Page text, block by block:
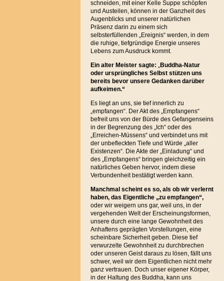
schneiden, mit einer Kelle Suppe schöpfen
und Austeilen, können in der Ganzheit des
Augenblicks und unserer natürlichen
Präsenz darin zu einem sich
selbsterfüllenden „Ereignis“ werden, in dem
die ruhige, tiefgründige Energie unseres
Lebens zum Ausdruck kommt.
Ein alter Meister sagte: „Buddha-Natur
oder ursprüngliches Selbst stützen uns
bereits bevor unsere Gedanken darüber
aufkeimen.“
Es liegt an uns, sie tief innerlich zu
„empfangen“. Der Akt des „Empfangens“
befreit uns von der Bürde des Gefangenseins
in der Begrenzung des „Ich“ oder des
„Erreichen-Müssens“ und verbindet uns mit
der unbefleckten Tiefe und Würde „aller
Existenzen“. Die Akte der „Einladung“ und
des „Empfangens“ bringen gleichzeitig ein
natürliches Geben hervor, indem diese
Verbundenheit bestätigt werden kann.
Manchmal scheint es so, als ob wir verlernt
haben, das Eigentliche „zu empfangen“,
oder wir weigern uns gar, weil uns, in der
vergehenden Welt der Erscheinungsformen,
unsere durch eine lange Gewohnheit des
Anhaftens geprägten Vorstellungen, eine
scheinbare Sicherheit geben. Diese tief
verwurzelte Gewohnheit zu durchbrechen
oder unseren Geist daraus zu lösen, fällt uns
schwer, weil wir dem Eigentlichen nicht mehr
ganz vertrauen. Doch unser eigener Körper,
in der Haltung des Buddha, kann uns